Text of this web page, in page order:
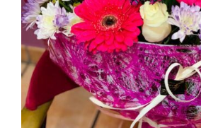
AÑADIR AL CARRITO
DETALLES